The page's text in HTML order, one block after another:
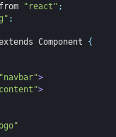
from "react" ;
;
Component
{
>
>